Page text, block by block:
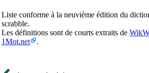
Liste conforme à la neuvième édition du
scrabble.
Les définitions sont de courts extraits de
1Mot.net
.